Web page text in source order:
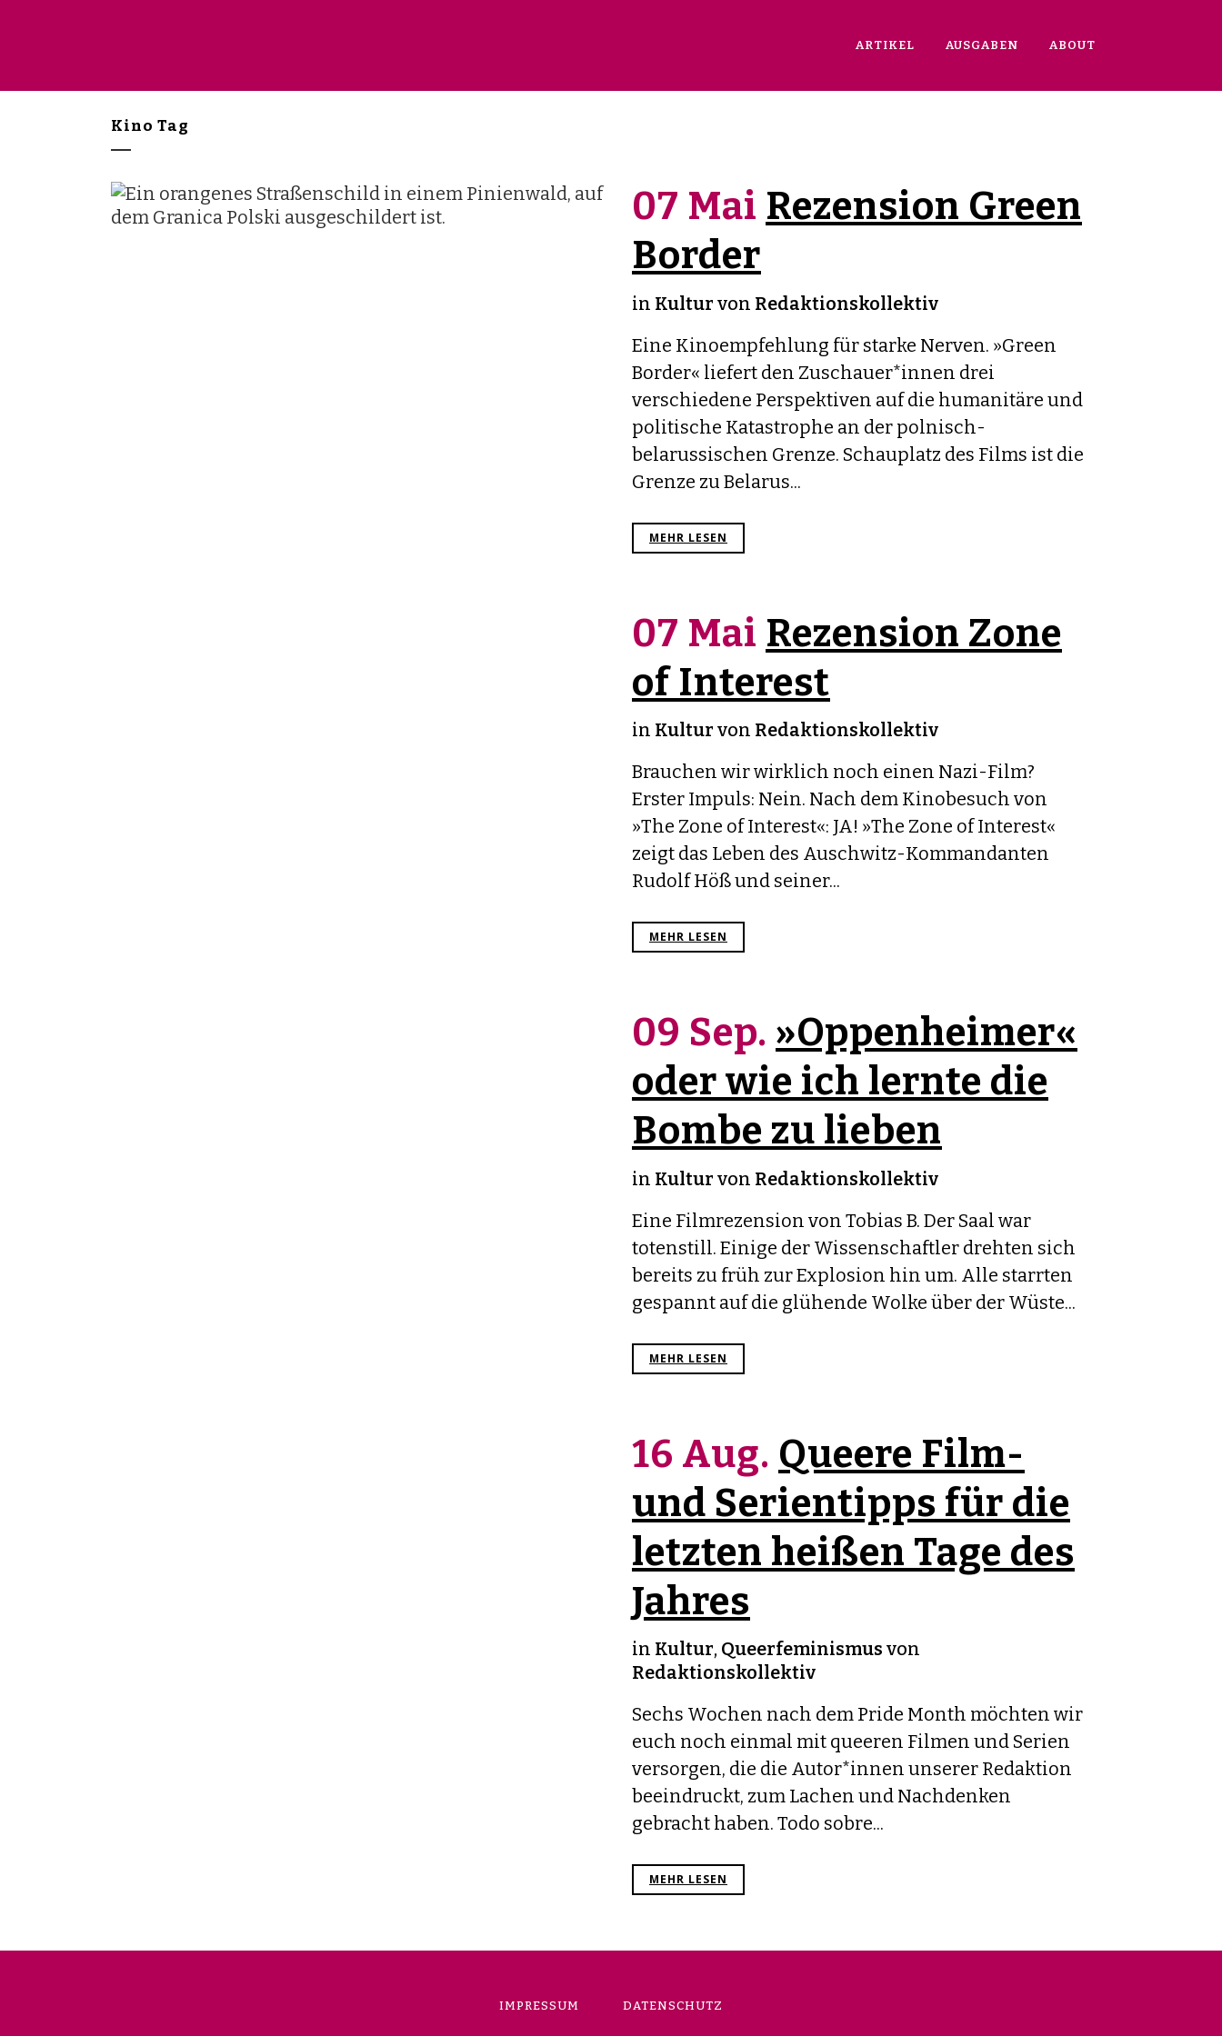
ARTIKEL AUSGABEN ABOUT
Kino Tag
07 Mai Rezension Green
Border
in Kultur von Redaktionskollektiv
Eine Kinoempfehlung für starke Nerven. »Green
Border« liefert den Zuschauer*innen drei
verschiedene Perspektiven auf die humanitäre und
politische Katastrophe an der polnisch-
belarussischen Grenze. Schauplatz des Films ist die
Grenze zu Belarus...
MEHR LESEN
07 Mai Rezension Zone
of Interest
in Kultur von Redaktionskollektiv
Brauchen wir wirklich noch einen Nazi-Film?
Erster Impuls: Nein. Nach dem Kinobesuch von
»The Zone of Interest«: JA! »The Zone of Interest«
zeigt das Leben des Auschwitz-Kommandanten
Rudolf Höß und seiner...
MEHR LESEN
09 Sep. »Oppenheimer«
oder wie ich lernte die
Bombe zu lieben
in Kultur von Redaktionskollektiv
Eine Filmrezension von Tobias B. Der Saal war
totenstill. Einige der Wissenschaftler drehten sich
bereits zu früh zur Explosion hin um. Alle starrten
gespannt auf die glühende Wolke über der Wüste...
MEHR LESEN
16 Aug. Queere Film-
und Serientipps für die
letzten heißen Tage des
Jahres
in Kultur, Queerfeminismus von
Redaktionskollektiv
Sechs Wochen nach dem Pride Month möchten wir
euch noch einmal mit queeren Filmen und Serien
versorgen, die die Autor*innen unserer Redaktion
beeindruckt, zum Lachen und Nachdenken
gebracht haben. Todo sobre...
MEHR LESEN
IMPRESSUM DATENSCHUTZ